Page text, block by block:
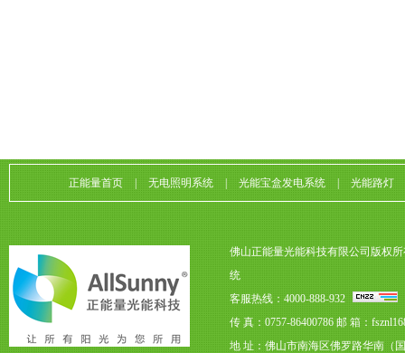
正能量首页 无电照明系统 光能宝盒发电系统 光能路灯
佛山正能量光能科技有限公司版权
统
客服热线：4000-888-932
传 真：0757-86400786 邮 箱：
地 址：佛山市南海区佛罗路华南（